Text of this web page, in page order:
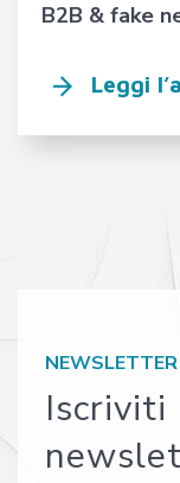
B2B & fake
Leggi
NEWSLETTER
Iscriviti